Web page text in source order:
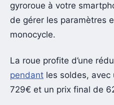
gyroroue à votre
de gérer les paramètres
monocycle.
La roue profite d’une
pendant les soldes,
729€ et un prix final de